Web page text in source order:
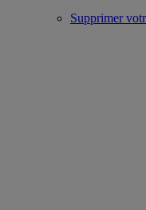
Supprimer